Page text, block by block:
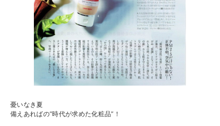
憂いなき夏
備えあればの“時代が求めた化粧品”！